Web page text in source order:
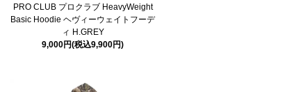
PRO CLUB プロクラブ HeavyWeight
Basic Hoodie ヘヴィーウェイトフーデ
ィ H.GREY
9,000円(税込9,900円)